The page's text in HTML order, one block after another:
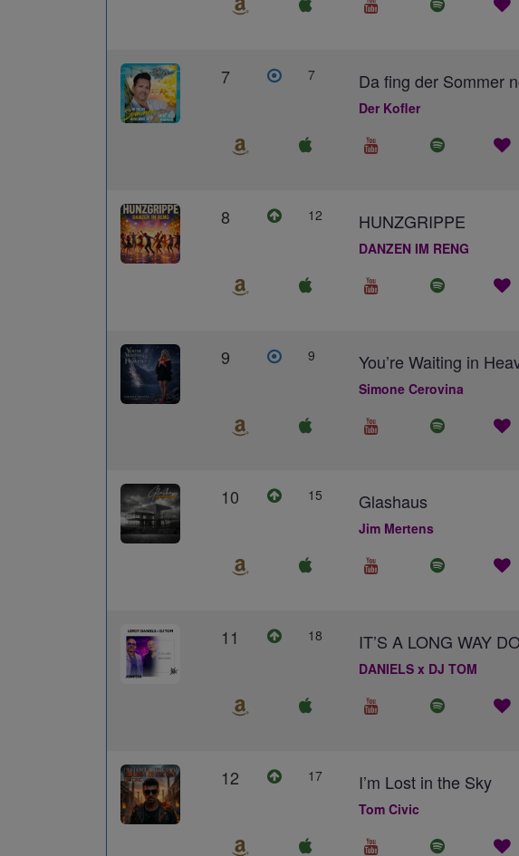
7 7 Da fing der Sommer
Der Kofler
8 12 HUNZGRIPPE
DANZEN IM RENG
9 9 You’re Waiting in
Simone Cerovina
10 15 Glashaus
Jim Mertens
11 18 IT’S A LONG WAY
DANIELS x DJ TOM
12 17 I’m Lost in the Sky
Tom Civic